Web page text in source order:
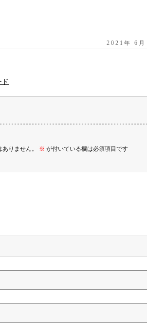
2021年 6
りません。 ※ が付いている欄は必須項目です